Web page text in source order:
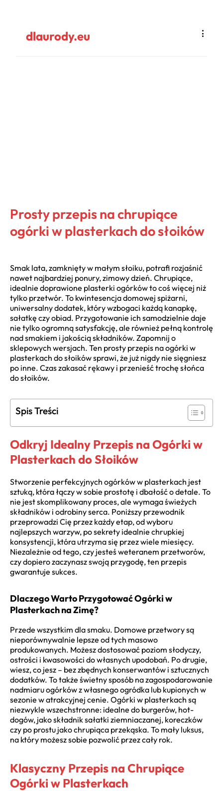
dlaurody.eu
Prosty przepis na chrupiące
ogórki w plasterkach do słoików
Smak lata, zamknięty w małym słoiku, potrafi rozjaśnić
nawet najbardziej ponury, zimowy dzień. Chrupiące,
idealnie doprawione plasterki ogórków to coś więcej niż
tylko przetwór. To kwintesencja domowej spiżarni,
uniwersalny dodatek, który wzbogaci każdą kanapkę,
sałatkę czy obiad. Przygotowanie ich samodzielnie daje
nie tylko ogromną satysfakcję, ale również pełną kontrolę
nad smakiem i jakością składników. Zapomnij o
sklepowych wersjach. Ten prosty przepis na ogórki w
plasterkach do słoików sprawi, że już nigdy nie sięgniesz
po inne. Czas zakasać rękawy i przenieść trochę słońca
do słoików.
Spis Treści
Odkryj Idealny Przepis na Ogórki w
Plasterkach do Słoików
Stworzenie perfekcyjnych ogórków w plasterkach jest
sztuką, która łączy w sobie prostotę i dbałość o detale. To
nie jest skomplikowany proces, ale wymaga świeżych
składników i odrobiny serca. Poniższy przewodnik
przeprowadzi Cię przez każdy etap, od wyboru
najlepszych warzyw, po sekrety idealnie chrupkiej
konsystencji, która utrzyma się przez wiele miesięcy.
Niezależnie od tego, czy jesteś weteranem przetworów,
czy dopiero zaczynasz swoją przygodę, ten przepis
gwarantuje sukces.
Dlaczego Warto Przygotować Ogórki w
Plasterkach na Zimę?
Przede wszystkim dla smaku. Domowe przetwory są
nieporównywalnie lepsze od tych masowo
produkowanych. Możesz dostosować poziom słodyczy,
ostrości i kwasowości do własnych upodobań. Po drugie,
wiesz, co jesz – bez zbędnych konserwantów i sztucznych
dodatków. To także świetny sposób na zagospodarowanie
nadmiaru ogórków z własnego ogródka lub kupionych w
sezonie w atrakcyjnej cenie. Ogórki w plasterkach są
niezwykle wszechstronne: idealne do burgerów, hot-
dogów, jako składnik sałatki ziemniaczanej, koreczków
czy po prostu jako chrupiąca przekąska. To mały luksus,
na który możesz sobie pozwolić przez cały rok.
Klasyczny Przepis na Chrupiące
Ogórki w Plasterkach